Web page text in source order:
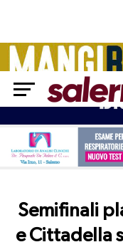
Semifinali
e Cittadella